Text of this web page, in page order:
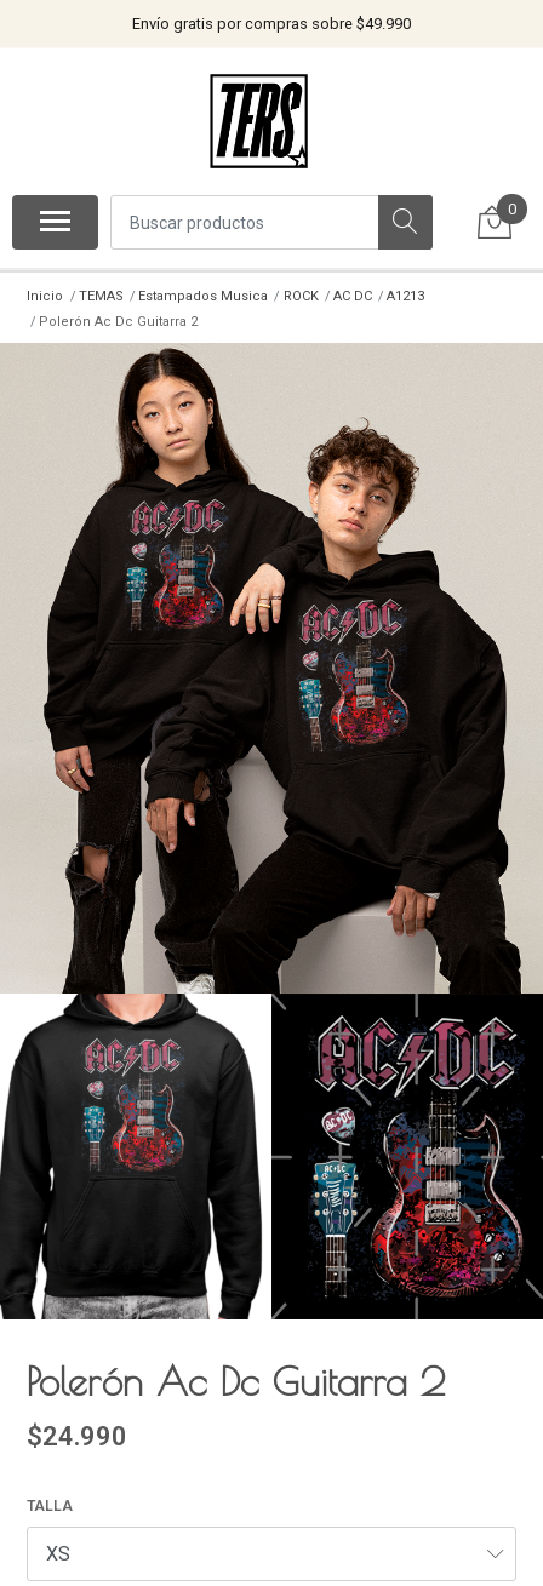
Envío gratis por compras sobre $49.990
0
Inicio TEMAS Estampados Musica ROCK AC DC
A1213
Polerón Ac Dc Guitarra 2
Polerón Ac Dc Guitarra 2
$24.990
TALLA